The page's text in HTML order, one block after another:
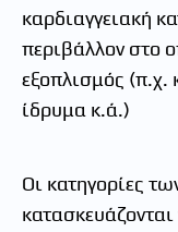
καρδιαγγειακή
περιβάλλον στο
εξοπλισμός (π.χ.
ίδρυμα κ.ά.)
Οι κατηγορίες